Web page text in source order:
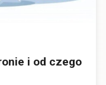
i od czego